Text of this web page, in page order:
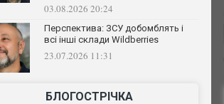
03.08.2026 20:24
Перспектива: ЗСУ добомблять і
всі інші склади Wildberries
23.07.2026 11:31
БЛОГОСТРІЧКА